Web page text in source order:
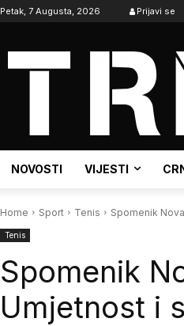
Petak, 7 Augusta, 2026 Prijavi se
NOVOSTI VIJESTI
Home Sport Tenis Spomenik
Tenis
Spomenik
Umjetnost i